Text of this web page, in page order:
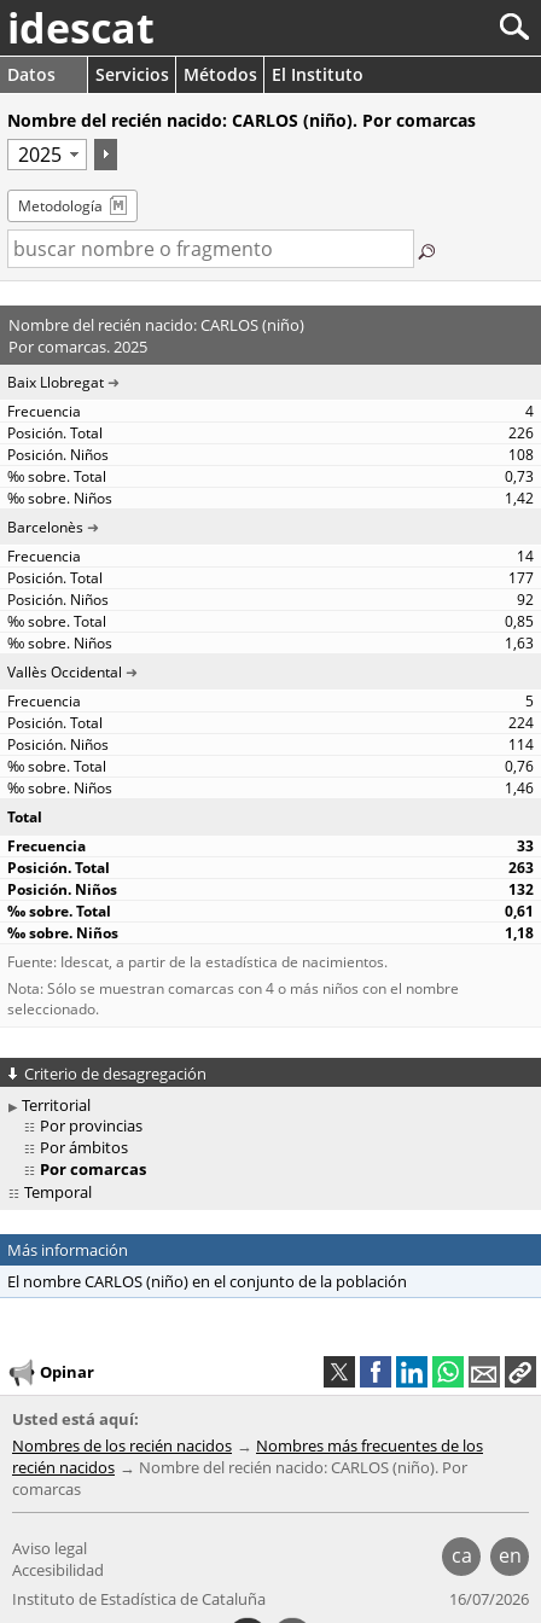
idescat
Datos Servicios Métodos
El Instituto
Nombre del recién nacido: CARLOS (niño). Por comarcas
Metodología
Nombre del recién nacido: CARLOS (niño)
Por comarcas. 2025
Baix Llobregat
4
226
108
0,73
1,42
Barcelonès
14
177
92
0,85
1,63
Vallès Occidental
5
224
114
0,76
1,46
Total
33
263
132
0,61
1,18
Fuente: Idescat, a partir de la estadística de nacimientos.
Nota: Sólo se muestran comarcas con 4 o más niños con el nombre
seleccionado.
Criterio de desagregación
Territorial
Por provincias
Por ámbitos
Por comarcas
Temporal
Más información
El nombre CARLOS (niño) en el conjunto de la población
Opinar
Usted está aquí:
Nombres de los recién nacidos
Nombres más frecuentes de los
recién nacidos
Nombre del recién nacido: CARLOS (niño). Por
comarcas
ca en
Aviso legal
Accesibilidad
Instituto de Estadística de Cataluña
16/07/2026